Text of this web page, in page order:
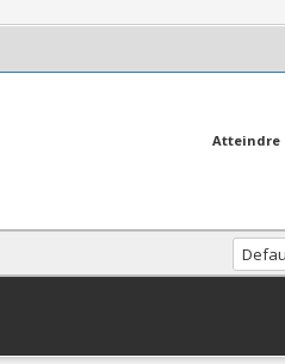
Atteindre
débit (Archivé) Syndication RSS